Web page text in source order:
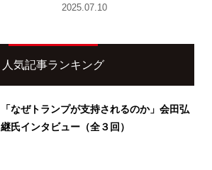
2025.07.10
人気記事ランキング
「なぜトランプが支持されるのか」会田弘
継氏インタビュー（全３回）